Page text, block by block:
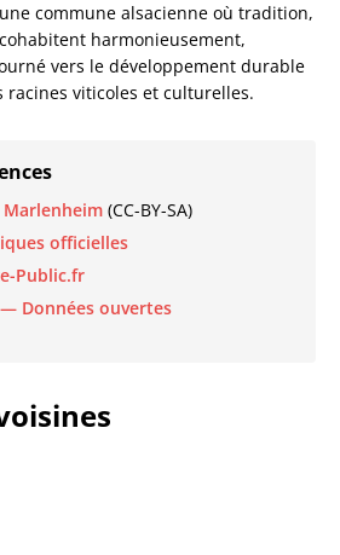
commune alsacienne où tradition,
harmonieusement,
vers le développement durable
racines viticoles et culturelles.
(CC-BY-SA)
officielles
Public.fr
Données ouvertes